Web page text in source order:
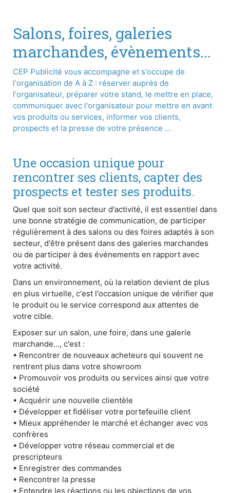
Salons, foires, galeries
marchandes, évènements...
CEP Publicité vous accompagne et s'occupe de
l'organisation de A à Z : réserver auprès de
l'organisateur, préparer votre stand, le mettre en place,
communiquer avec l'organisateur pour mettre en avant
vos produits ou services, informer vos clients,
prospects et la presse de votre présence ...
Une occasion unique pour
rencontrer ses clients, capter des
prospects et tester ses produits.
Quel que soit son secteur d'activité, il est essentiel dans
une bonne stratégie de communication, de participer
régulièrement à des salons ou des foires adaptés à son
secteur, d'être présent dans des galeries marchandes
ou de participer à des événements en rapport avec
votre activité.
Dans un environnement, où la relation devient de plus
en plus virtuelle, c'est l'occasion unique de vérifier que
le produit ou le service correspond aux attentes de
votre cible.
Exposer sur un salon, une foire, dans une galerie
marchande..., c'est :
• Rencontrer de nouveaux acheteurs qui souvent ne
rentrent plus dans votre showroom
• Promouvoir vos produits ou services ainsi que votre
société
• Acquérir une nouvelle clientèle
• Développer et fidéliser votre portefeuille client
• Mieux appréhender le marché et échanger avec vos
confrères
• Développer votre réseau commercial et de
prescripteurs
• Enregistrer des commandes
• Rencontrer la presse
• Entendre les réactions ou les objections de vos